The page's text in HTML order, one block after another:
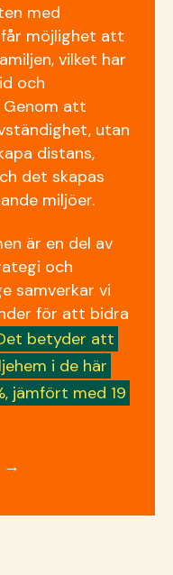
med
möjlighet att
vilket har
och
Genom att
utan
distans,
det skapas
miljöer.
är en del av
och
samverkar vi
för att bidra
betyder att
i de här
jämfört med 19
→